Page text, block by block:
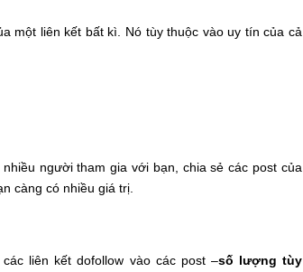
một liên kết bất kì. Nó tùy thuộc vào uy tín của cả
người tham gia với bạn, chia sẻ các post của
càng có nhiều giá trị.
liên kết dofollow vào các post –số lượng tùy